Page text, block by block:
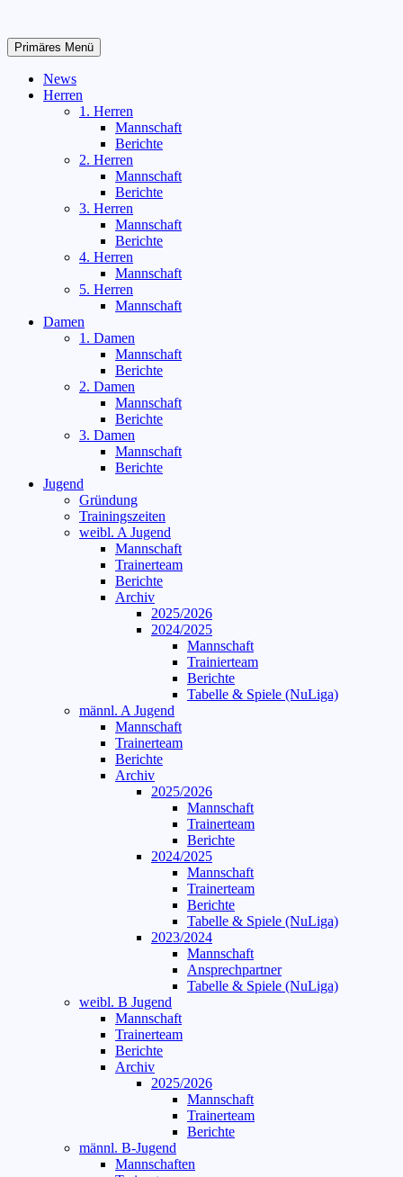
springen
Primäres Menü
News
Herren
1. Herren
Mannschaft
Berichte
2. Herren
Mannschaft
Berichte
3. Herren
Mannschaft
Berichte
4. Herren
Mannschaft
5. Herren
Mannschaft
Damen
1. Damen
Mannschaft
Berichte
2. Damen
Mannschaft
Berichte
3. Damen
Mannschaft
Berichte
Jugend
Gründung
Trainingszeiten
weibl. A Jugend
Mannschaft
Trainerteam
Berichte
Archiv
2025/2026
2024/2025
Mannschaft
Trainierteam
Berichte
Tabelle & Spiele (NuLiga)
männl. A Jugend
Mannschaft
Trainerteam
Berichte
Archiv
2025/2026
Mannschaft
Trainerteam
Berichte
2024/2025
Mannschaft
Trainerteam
Berichte
Tabelle & Spiele (NuLiga)
2023/2024
Mannschaft
Ansprechpartner
Tabelle & Spiele (NuLiga)
weibl. B Jugend
Mannschaft
Trainerteam
Berichte
Archiv
2025/2026
Mannschaft
Trainerteam
Berichte
männl. B-Jugend
Mannschaften